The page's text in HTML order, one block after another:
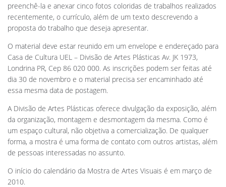
preenchê-la e anexar cinco fotos coloridas de trabalhos realizados
recentemente, o currículo, além de um texto descrevendo a
proposta do trabalho que deseja apresentar.
O material deve estar reunido em um envelope e endereçado para
Casa de Cultura UEL – Divisão de Artes Plásticas Av. JK 1973,
Londrina PR, Cep 86 020 000. As inscrições podem ser feitas até
dia 30 de novembro e o material precisa ser encaminhado até
essa mesma data de postagem.
A Divisão de Artes Plásticas oferece divulgação da exposição, além
da organização, montagem e desmontagem da mesma. Como é
um espaço cultural, não objetiva a comercialização. De qualquer
forma, a mostra é uma forma de contato com outros artistas, além
de pessoas interessadas no assunto.
O início do calendário da Mostra de Artes Visuais é em março de
2010.